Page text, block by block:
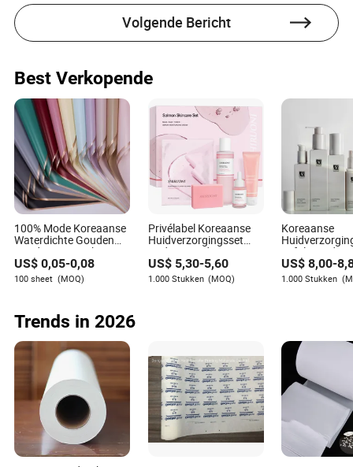
Lailah Franco
Lailah Franco is een deskundige schrijver die
gespecialiseerd is in de verpakkings- en drukindustrie.
Ze blinkt uit in het evalueren van de ervaring van
leveranciers binnen het vakgebied en het bepalen of ze
een tevreden klantenportefeuille hebben.
Volgende Bericht
Best Verkopende
100% Mode Koreaanse
Waterdichte Gouden
Rand Verse Boeket
Bloemen Wikkelpapier
US$0,05-0,08
100 sheet (MOQ)
Privélabel Koreaanse
Huidverzorgingsset
Hydraterende
Zalmserum Dopper
Pdrn Masker Toner
US$ 5,30-5,60
1.000 Stukken (MOQ)
Koreaanse
Exfoliërende
Anti-Aging
Hydraterende
US$8,00-
1.000 Stukken
Trends in 2026